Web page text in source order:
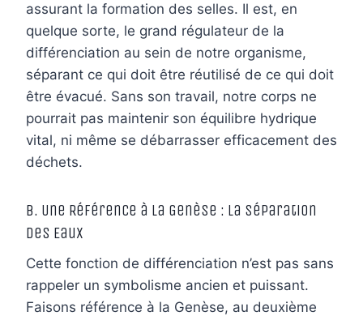
assurant la formation des selles. Il est, en
quelque sorte, le grand régulateur de la
différenciation au sein de notre organisme,
séparant ce qui doit être réutilisé de ce qui doit
être évacué. Sans son travail, notre corps ne
pourrait pas maintenir son équilibre hydrique
vital, ni même se débarrasser efficacement des
déchets.
B. Une Référence à la Genèse : La Séparation
des Eaux
Cette fonction de différenciation n’est pas sans
rappeler un symbolisme ancien et puissant.
Faisons référence à la Genèse, au deuxième